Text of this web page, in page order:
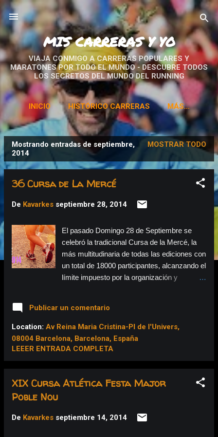
Ir al contenido principal
MIS CARRERAS Y YO
VIAJA CONMIGO A CARRERAS POPULARES Y
MARATONES POR TODO EL MUNDO - DESCUBRE TODOS
LOS SECRETOS DEL MUNDO DEL RUNNING
INICIO HISTÓRICO CARRERAS MÁS…
E
n
Mostrando entradas de septiembre,
2014
MOSTRAR TODO
36 Cursa de La Mercé
De Kavarkes septiembre 28, 2014
El pasado Domingo 28 de Septiembre se
celebró la tradicional Cursa de la Mercé, la
más multitudinaria de todas las ediciones con
un total de 18000 participantes, alcanzando el
límite impuesto por la organización y
otras carreras de las llamadas 'grandes', el
precio de inscripción es de sólo 5 euros y
que son destinados a fines sociales. Así si!!!
El día amaneció fresquito, y el madrugón fue
bastante importante, ya que tenía que
recoger el dorsal y con tanta gente si no vas
temprano el tema de aparcar se puede
encontré un sitio perfecto, justo a 200m de la
Publicar un comentario
Location: Av Reina Maria Cristina-Pl de l'Univers,
08004 Barcelona, Barcelona, España
LEEER ENTRADA COMPLETA
XIX Cursa Atlética Festa Major
Poble Nou
De Kavarkes septiembre 14, 2014